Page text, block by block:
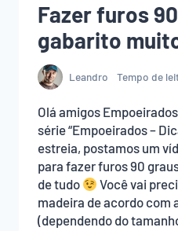
Fazer furos
gabarito
Leandro Tempo de
Olá amigos
série “Empoeirados –
estreia, postamos um
para fazer furos 90
de tudo
Você vai
madeira de acordo com
(dependendo do